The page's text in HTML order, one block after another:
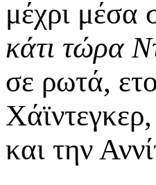
μέχρι μέσα
κάτι τώρα
σε ρωτά,
και την